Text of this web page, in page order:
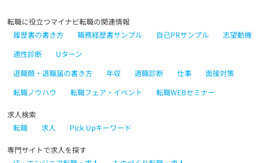
転職に役立つマイナビ転職の関連情報
履歴書の書き方
職務経歴書サンプル 自己PRサンプル
志望動機
適性診断
Uターン
退職願・退職届の書き方
年収 適職診断 仕事
面接対策
転職ノウハウ
転職フェア・イベント 転職WEBセミナー
求人検索
転職
求人 Pick Upキーワード
専門サイトで求人を探す